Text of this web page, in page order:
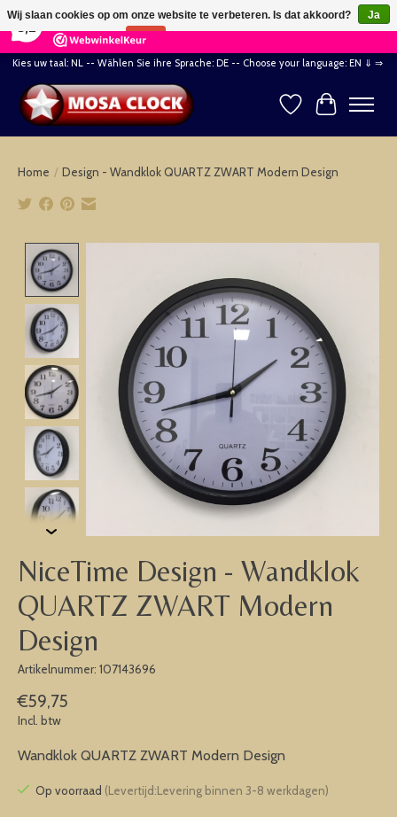
164 Reviews ×
Kies uw taal: NL -- Wählen Sie ihre Sprache: DE -- Choose your language: EN ⇓ ⇒
Verlanglijst
Home / Design - Wandklok QUARTZ ZWART Modern Design
NiceTime Design - Wandklok
QUARTZ ZWART Modern
Design
Artikelnummer: 107143696
€59,75
Incl. btw
Wandklok QUARTZ ZWART Modern Design
Op voorraad (Levertijd:Levering binnen 3-8 werkdagen)
Wij slaan cookies op om onze website te verbeteren. Is dat akkoord?
Ja
Nee